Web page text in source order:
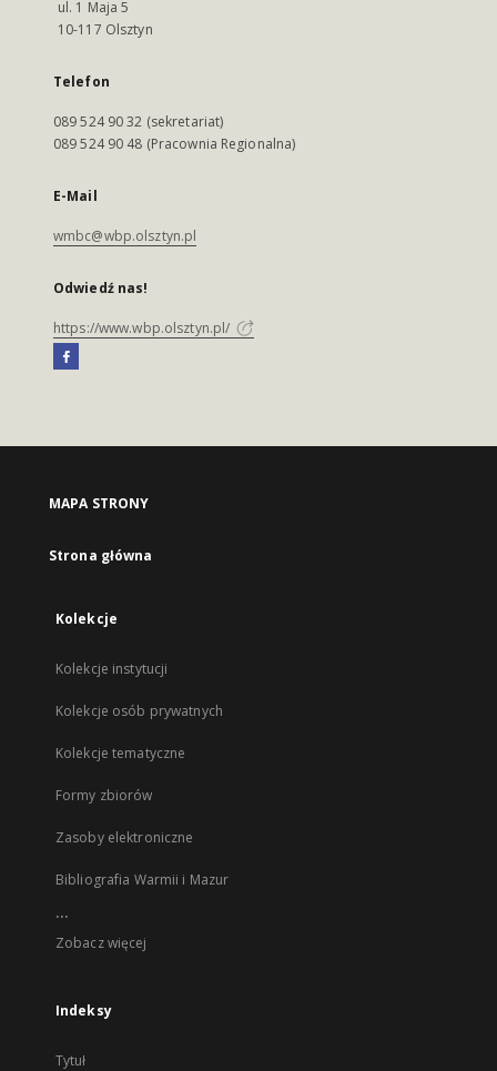
ul. 1 Maja 5
10-117 Olsztyn
Telefon
089 524 90 32 (sekretariat)
089 524 90 48 (Pracownia Regionalna)
E-Mail
wmbc@wbp.olsztyn.pl
Odwiedź nas!
https://www.wbp.olsztyn.pl/
MAPA STRONY
Strona główna
Kolekcje
Kolekcje instytucji
Kolekcje osób prywatnych
Kolekcje tematyczne
Formy zbiorów
Zasoby elektroniczne
Bibliografia Warmii i Mazur
...
Zobacz więcej
Indeksy
Tytuł